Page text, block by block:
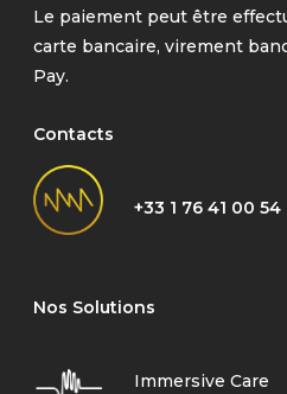
Le paiement peut être
carte bancaire, virement
Pay.
Contacts
+33 1 76 41 00 54
Nos Solutions
Immersive Care